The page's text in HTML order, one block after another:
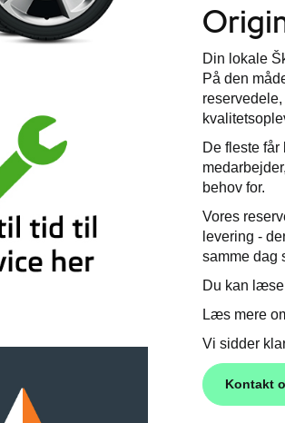
Din lokale
På den
De fleste
behov for.
Vores
levering -
samme dag
Du kan
Læs mere
Vi sidder
Kontakt